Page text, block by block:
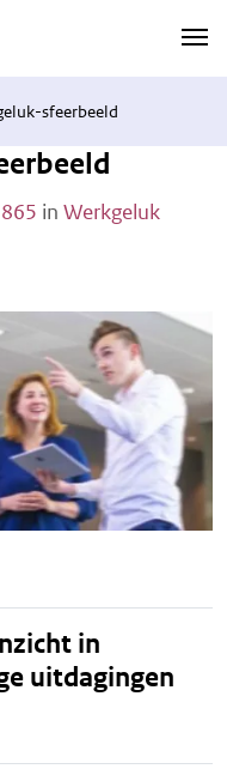
sfeerbeeld
in Werkgeluk
in
uitdagingen